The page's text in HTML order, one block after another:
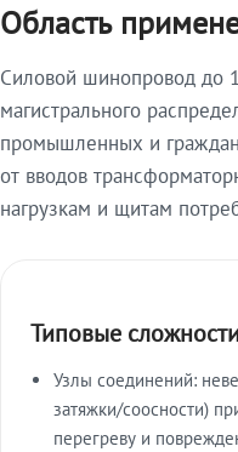
Область
Силовой шинопровод до
магистрального
промышленных и
от вводов
нагрузкам и щитам
Типовые
Узлы соединений:
затяжки/соосности)
перегреву и